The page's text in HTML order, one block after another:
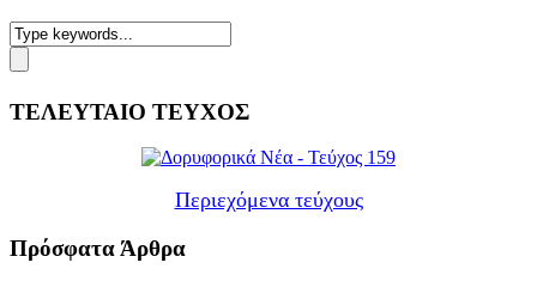
ΤΕΛΕΥΤΑΙΟ ΤΕΥΧΟΣ
Περιεχόμενα τεύχους
Πρόσφατα Άρθρα